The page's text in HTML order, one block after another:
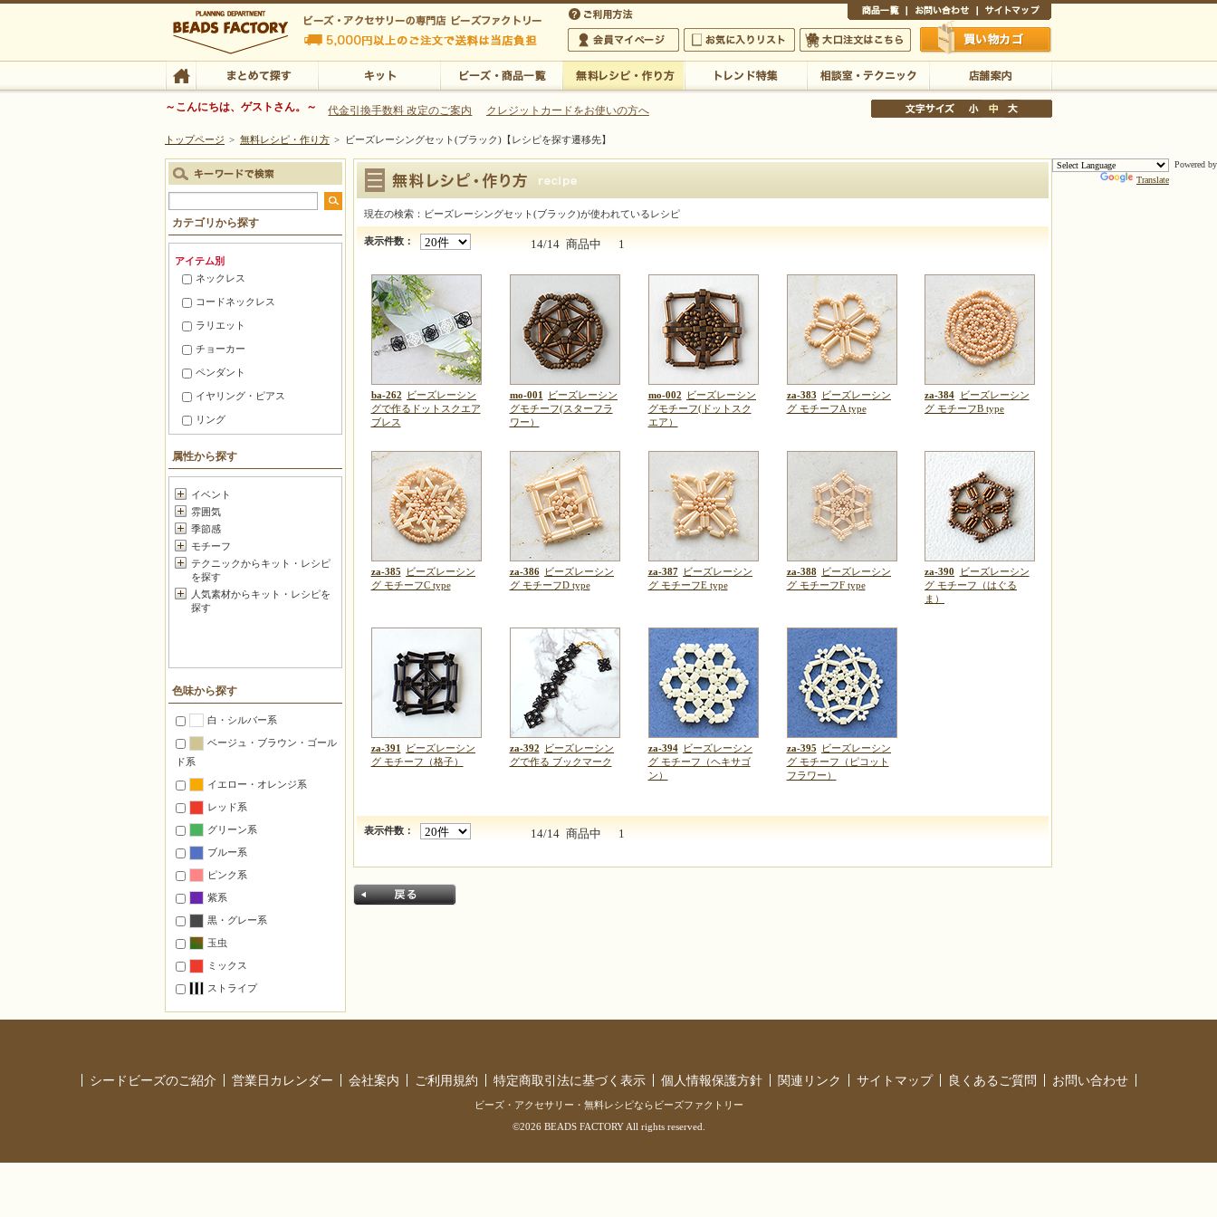
ビーズファクトリー ビーズ・パーツ・金具など・アクセサリーの専門店
ビーズ・アクセサリーの専門店 ビーズファクトリー 5,000円以上のご注文で送料は当店が負担いたします
ビーズ・アクセサリーの専門店 ビーズファクトリー 5,000円以上のご注文で送料は当店が負担いたします
ご利用方法
会員マイページ
お気に入りリスト 大口注文はこちら 買い物かご
TOP まとめて探す キット
～こんにちは、ゲストさん。～ 代金引換手数料 改定のご案内 クレジットカードをお使いの方へ
トップページ > 無料レシピ・作り方 > ビーズレーシングセット(ブラック)【レシピを探す遷移先】
ビーズレーシングセット(ブラック)
現在の検索：ビーズレーシングセット(ブラック)が使われているレシピ
表示件数： 14/14 商品中 1
ba-262
ビーズレーシン
グで作るドットスクエア
ブレス
mo-001
ビーズレーシン
グモチーフ(スターフラ
ワー）
mo-002
ビーズレーシン
グモチーフ(ドットスク
エア）
za-383
ビーズレーシン
グ モチーフA type
za-384
ビーズレーシン
グ モチーフB type
za-385
ビーズレーシン
グ モチーフC type
za-386
ビーズレーシン
グ モチーフD type
za-387
ビーズレーシン
グ モチーフE type
za-388
ビーズレーシン
グ モチーフF type
za-390
ビーズレーシン
グ モチーフ（はぐる
ま）
za-391
ビーズレーシン
グ モチーフ（格子）
za-392
ビーズレーシン
グで作る ブックマーク
za-394
ビーズレーシン
グ モチーフ（ヘキサゴ
ン）
za-395
ビーズレーシン
グ モチーフ（ピコット
フラワー）
表示件数： 14/14 商品中 1
戻る
カテゴリから探す
アイテム別
ネックレス
コードネックレス
ラリエット
チョーカー
ペンダント
イヤリング・ピアス
リング
ブローチ
足元アクセサリー
ヘアアクセサリー
セットアクセサリー
つるすインテリア
ファッション小物
メガネ・マスク 小物
キーホルダー・フック
チャーム
和小物・根付け
壁のインテリア
置くインテリア
モチーフのみ・基本のモチーフ
ペーパークラフト
干支
マスコット
縁起物・お守り
本に掲載された作品の材料一式
属性から探す
イベント
雰囲気
季節感
モチーフ
テクニックからキット・レシピ
を探す
人気素材からキット・レシピを
探す
色味から探す
白・シルバー系
ベージュ・ブラウン・ゴール
ド系
イエロー・オレンジ系
レッド系
グリーン系
ブルー系
ピンク系
紫系
黒・グレー系
玉虫
ミックス
ストライプ
Powered by
Translate
シードビーズのご紹介 営業日カレンダー 会社案内 ご利用規約 特定商取引法に基づく表示 個人情報保護方針 関連リンク サイトマップ 良くあるご質問 お問い合わせ
ビーズ・アクセサリー・無料レシピならビーズファクトリー
©2026 BEADS FACTORY All rights reserved.